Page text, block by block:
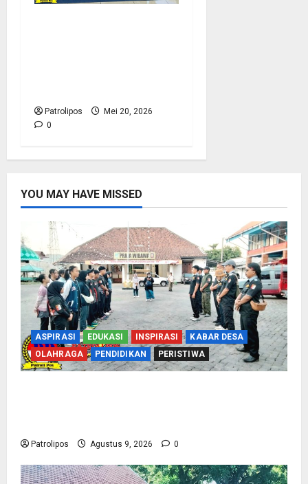
Patrolipos
Mei 20, 2026
0
YOU MAY HAVE MISSED
ASPIRASI EDUKASI INSPIRASI
KABAR DESA
OLAHRAGA
PENDIDIKAN PERISTIWA
Patrolipos Agustus 9, 2026 0